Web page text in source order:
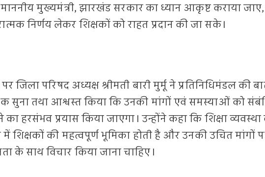
मुख्यमंत्री, झारखंड सरकार का ध्यान आकृष्ट कराया
निर्णय लेकर शिक्षकों को राहत प्रदान की जा सके।
जिला परिषद अध्यक्ष श्रीमती बारी मुर्मू ने प्रतिनिधिमंडल की
सुना तथा आश्वस्त किया कि उनकी मांगों एवं समस्याओं को
हरसंभव प्रयास किया जाएगा। उन्होंने कहा कि शिक्षा व्यवस्था
शिक्षकों की महत्वपूर्ण भूमिका होती है और उनकी उचित मांगों
के साथ विचार किया जाना चाहिए।